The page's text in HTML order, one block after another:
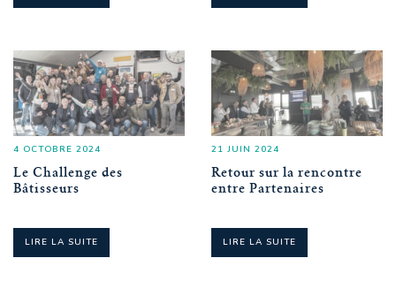
4 OCTOBRE 2024
Le Challenge des
Bâtisseurs
LIRE LA SUITE
21 JUIN 2024
Retour sur la rencontre
entre Partenaires
LIRE LA SUITE